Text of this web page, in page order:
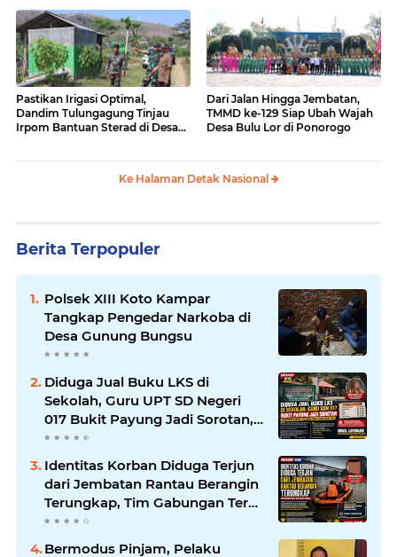
Pastikan Irigasi Optimal,
Dandim Tulungagung Tinjau
Irpom Bantuan Sterad di Desa
Dari Jalan Hingga Jembatan,
TMMD ke-129 Siap Ubah Wajah
Desa Bulu Lor di Ponorogo
Ke Halaman Detak Nasional
Berita Terpopuler
Polsek XIII Koto Kampar
Tangkap Pengedar Narkoba di
Desa Gunung Bungsu
Diduga Jual Buku LKS di
Sekolah, Guru UPT SD Negeri
017 Bukit Payung Jadi Sorotan,
Disdikpora Kampar Tegaskan
Identitas Korban Diduga Terjun
dari Jembatan Rantau Berangin
Terungkap, Tim Gabungan Terus
Sisir Sungai Kampar
Bermodus Pinjam, Pelaku